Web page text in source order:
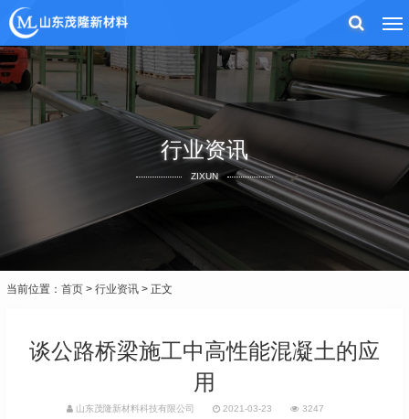
行业资讯
ZIXUN
当前位置： 首页 > 行业资讯 > 正文
谈公路桥梁施工中高性能混凝土的应
用
山东茂隆新材料科技有限公司 2021-03-23 3247